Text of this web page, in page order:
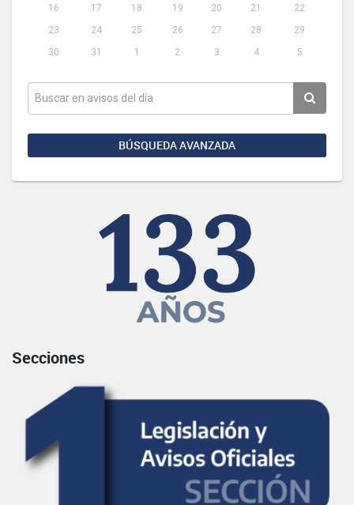
16
17 18 19 20 21
22
23
24 25 26 27 28
29
30
31 1 2 3 4 5
BÚSQUEDA AVANZADA
Secciones